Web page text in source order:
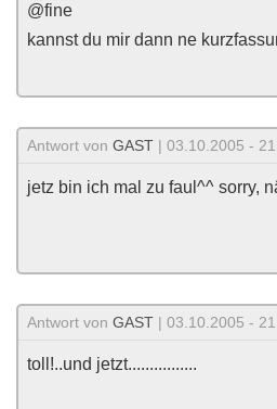
@fine
kannst du mir dann ne
Antwort von GAST | 03.10.2005 -
jetz bin ich mal zu faul^^ sorry,
Antwort von GAST | 03.10.2005 -
toll!..und jetzt................